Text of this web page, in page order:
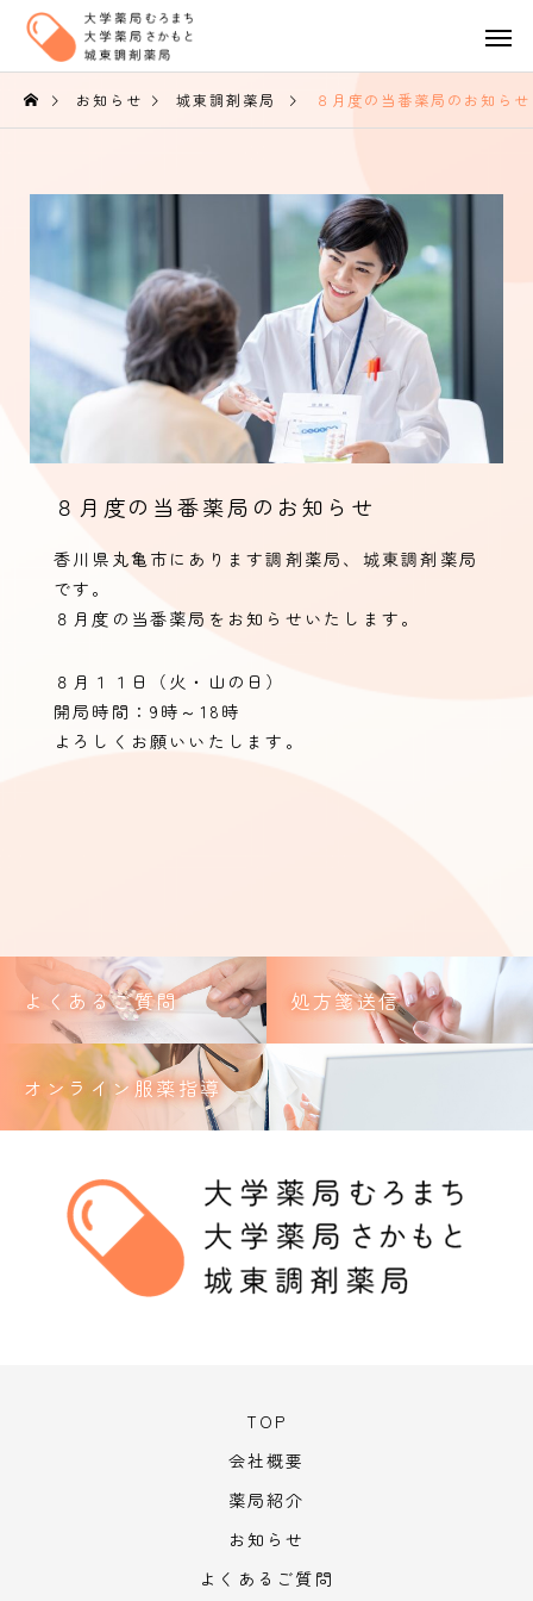
お知らせ 城東調剤薬局 ８月度の当番薬局のお知らせ
８月度の当番薬局のお知らせ
香川県丸亀市にあります調剤薬局、城東調剤薬局
です。
８月度の当番薬局をお知らせいたします。
８月１１日（火・山の日）
開局時間：9時～18時
よろしくお願いいたします。
よくあるご質問 処方箋送信
オンライン服薬指導
TOP
会社概要
薬局紹介
お知らせ
よくあるご質問